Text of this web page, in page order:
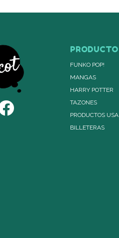
PRODUCTO
FUNKO POP!
MANGAS
HARRY POTTER
TAZONES
PRODUCTOS USA
BILLETERAS